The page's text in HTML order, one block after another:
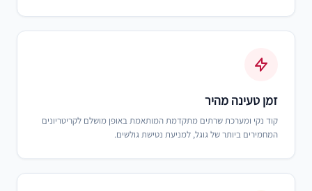
זמן טעינה מהיר
קוד נקי ומערכת שרתים מתקדמת המותאמת באופן מושלם לקריטריונים
המחמירים ביותר של גוגל, למניעת נטישת גולשים.